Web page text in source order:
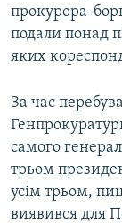
прокурора-
подали понад
яких
За час
самого
трьом
усім трьом,
виявився для